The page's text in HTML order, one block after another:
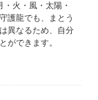
火・風・太陽・
護龍でも、まとう
異なるため、自分
ができます。